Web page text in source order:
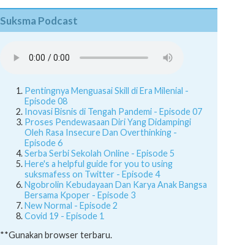
Suksma Podcast
Pentingnya Menguasai Skill di Era Milenial -
Episode 08
Inovasi Bisnis di Tengah Pandemi - Episode 07
Proses Pendewasaan Diri Yang Didampingi
Oleh Rasa Insecure Dan Overthinking -
Episode 6
Serba Serbi Sekolah Online - Episode 5
Here's a helpful guide for you to using
suksmafess on Twitter - Episode 4
Ngobrolin Kebudayaan Dan Karya Anak Bangsa
Bersama Kpoper - Episode 3
New Normal - Episode 2
Covid 19 - Episode 1
**Gunakan browser terbaru.